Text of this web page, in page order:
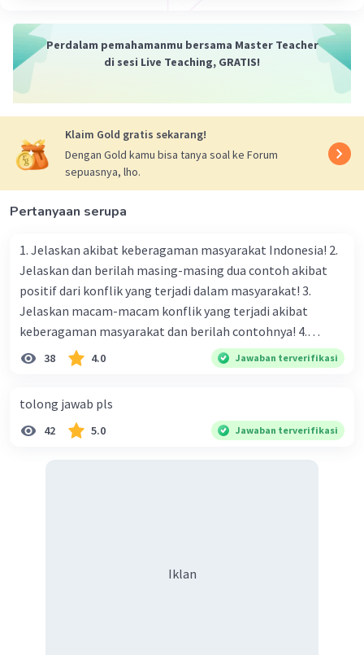
Perdalam pemahamanmu bersama Master Teacher
di sesi Live Teaching, GRATIS!
Klaim Gold gratis sekarang!
Dengan Gold kamu bisa tanya soal ke Forum
sepuasnya, lho.
Pertanyaan serupa
1. Jelaskan akibat keberagaman masyarakat Indonesia! 2.
Jelaskan dan berilah masing-masing dua contoh akibat
positif dari konflik yang terjadi dalam masyarakat! 3.
Jelaskan macam-macam konflik yang terjadi akibat
keberagaman masyarakat dan berilah contohnya! 4.
Mengapa dalam masyarakat yang memiliki keberagaman
bahasa, dan budaya. Berdasarkan pernyataan tersebut,
apa yang dapat kalian lakukan untuk menjaga
38 4.0 Jawaban terverifikasi
tolong jawab pls
42 5.0 Jawaban terverifikasi
Iklan